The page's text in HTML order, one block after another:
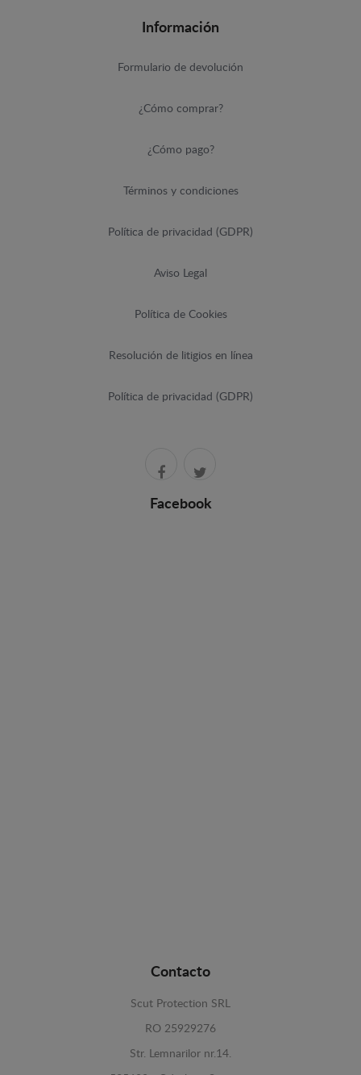
Información
Formulario de devolución
¿Cómo comprar?
¿Cómo pago?
Términos y condiciones
Política de privacidad (GDPR)
Aviso Legal
Política de Cookies
Resolución de litigios en línea
Política de privacidad (GDPR)
Facebook
Contacto
Scut Protection SRL
RO 25929276
Str. Lemnarilor nr.14.